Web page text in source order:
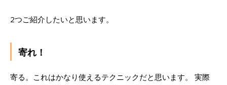
2つご紹介したいと思います。
寄れ！
寄る。これはかなり使えるテクニックだと思います。 実際